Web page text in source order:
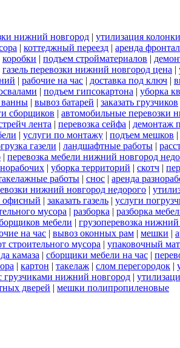
нижний новгород | утилизация колонки
| коттеджный переезд | аренда
коробки | подъем стройматериалов |
газель перевозки нижний новгород цена |
| рабочие на час | доставка под ключ |
| подъем гипсокартона | уборка
ванны | вывоз батарей | заказать грузчиков
сборщиков | автомобильные перевозки
лента | перевозка сейфа | демонтаж
| услуги по монтажу | подъем мешков |
газели | ландшафтные работы |
| перевозка мебели нижний новгород
| уборка территорий | скотч |
работы | снос | аренда
нижний новгород недорого |
офисный | заказать газель | услуги
мусора | разборка | разборка
мебели | грузоперевозка
на час | вывоз оконных рам | мешки |
строительного мусора | упаковочный
камаза | сборщики мебели на час |
| картон | такелаж | слом перегородок |
грузчиками нижний новгород |
дверей | мешки полипропиленовые